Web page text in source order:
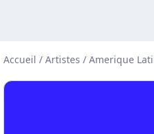
Accueil / Artistes / Amerique